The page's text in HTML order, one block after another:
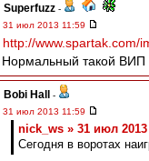
Superfuzz -
31 июл 2013 11:59
http://www.spartak.com/
Нормальный такой ВИП
Bobi Hall
-
31 июл 2013 11:59
nick_ws » 31 июл 2013
Сегодня в воротах